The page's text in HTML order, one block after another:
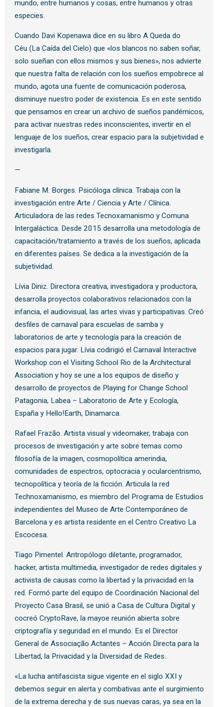
mundo, entre humanos y cosas, entre humanos y otras
especies.
Cuando Davi Kopenawa dice en su libro A Queda do
Céu (La Caída del Cielo) que «los blancos no saben soñar,
solo sueñan con ellos mismos y sus bienes», nos advierte
que nuestra falta de relación con los sueños empobrece al
mundo, agota una fuente de comunicación poderosa,
disminuye nuestro poder de existencia. Es en este sentido
que pensamos en crear un archivo de sueños pandémicos,
para activar nuestras redes inconscientes, invertir en el
lenguaje de los sueños, crear espacio para la subjetividad e
investigarla.
—
Fabiane M. Borges. Psicóloga clínica. Trabaja con la
investigación entre Arte / Ciencia y Arte / Clínica.
Articuladora de las redes Tecnoxamanismo y Comuna
Intergaláctica. Desde 2015 desarrolla una metodología de
capacitación/tratamiento a través de los sueños, aplicada
en diferentes países. Se dedica a la investigación de la
subjetividad.
Lívia Diniz. Directora creativa, investigadora y productora,
desarrolla proyectos colaborativos relacionados con la
infancia, el audiovisual, las artes vivas y participativas. Creó
desfiles de carnaval para escuelas de samba y
laboratorios de arte y tecnología para la creación de
espacios para jugar. Lívia codirigió el Carnaval Interactive
Workshop con el Visiting School Rio de la Architectural
Association y hoy se une a los equipos de diseño y
desarrollo de proyectos de Playing for Change School
Patagonia, Labea – Laboratorio de Arte y Ecología,
España y Hello!Earth, Dinamarca.
Rafael Frazão. Artista visual y videomaker, trabaja con
procesos de investigación y arte sobre temas como
filosofía de la imagen, cosmopolítica amerindia,
comunidades de espectros, optocracia y ocularcentrismo,
tecnopolítica y teoría de la ficción. Articula la red
Technoxamanismo, es miembro del Programa de Estudios
independientes del Museo de Arte Contemporáneo de
Barcelona y es artista residente en el Centro Creativo La
Escocesa.
Tiago Pimentel. Antropólogo diletante, programador,
hacker, artista multimedia, investigador de redes digitales y
activista de causas como la libertad y la privacidad en la
red. Formó parte del equipo de Coordinación Nacional del
Proyecto Casa Brasil, se unió a Casa de Cultura Digital y
cocreó CryptoRave, la mayoe reunión abierta sobre
criptografía y seguridad en el mundo. Es el Director
General de Associação Actantes – Acción Directa para la
Libertad, la Privacidad y la Diversidad de Redes.
«La lucha antifascista sigue vigente en el siglo XXI y
debemos seguir en alerta y combativas ante el surgimiento
de la extrema derecha y de sus nuevas caras, ya sea en la